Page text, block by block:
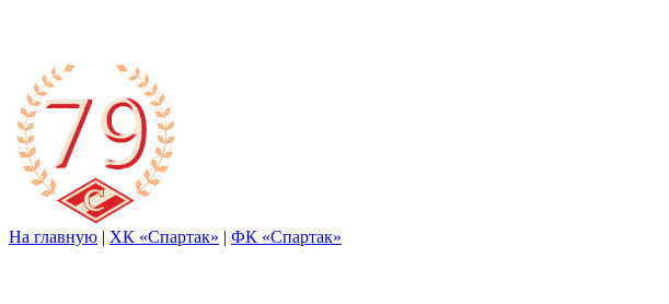
На главную | ХК «Спартак» | ФК «Спартак»